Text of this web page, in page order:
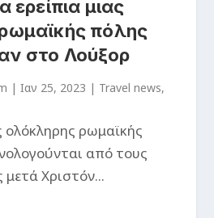
ερείπια μιας
πόλης
στο Λούξορ
|Ιαν 25, 2023 | Travel news,
ολόκληρης ρωμαϊκής
από τους
Χριστόν...